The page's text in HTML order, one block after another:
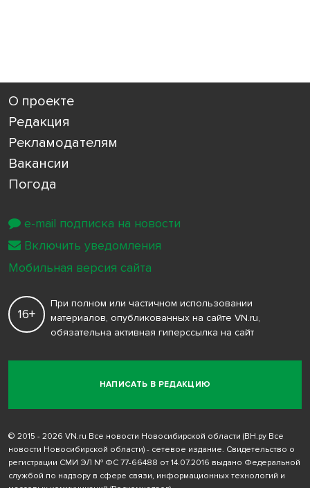
О проекте
Редакция
Рекламодателям
Вакансии
Погода
НАПИСАТЬ В РЕДАКЦИЮ
16+
При полном или частичном использовании
материалов, опубликованных на сайте VN.ru,
обязательна активная гиперссылка на сайт
© 2015 - 2026 VN.ru Все новости Новосибирской области (ВН.ру Все
новости Новосибирской области) - сетевое издание. Свидетельство о
регистрации СМИ ЭЛ № ФС 77-66488 от 14.07.2016 выдано Федеральной
службой по надзору в сфере связи, информационных технологий и
e-mail подписка на новости
Включить уведомления
Мобильная версия сайта